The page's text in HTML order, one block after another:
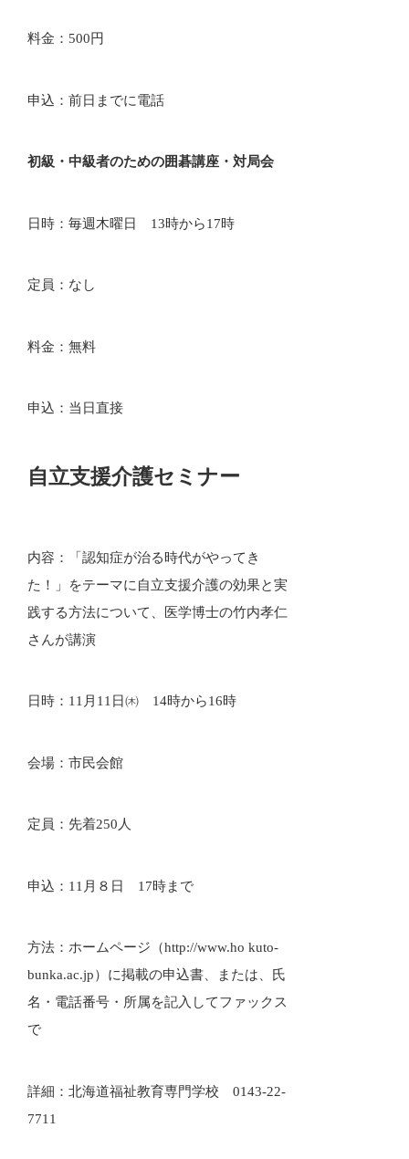
料金：500円
申込：前日までに電話
初級・中級者のための囲碁講座・対局会
日時：毎週木曜日 13時から17時
定員：なし
料金：無料
申込：当日直接
自立支援介護セミナー
内容：「認知症が治る時代がやってき
た！」をテーマに自立支援介護の効果と実
践する方法について、医学博士の竹内孝仁
さんが講演
日時：11月11日㈭ 14時から16時
会場：市民会館
定員：先着250人
申込：11月８日 17時まで
方法：ホームページ（http://www.ho kuto-
bunka.ac.jp）に掲載の申込書、または、氏
名・電話番号・所属を記入してファックス
で
詳細：北海道福祉教育専門学校 0143-22-
7711